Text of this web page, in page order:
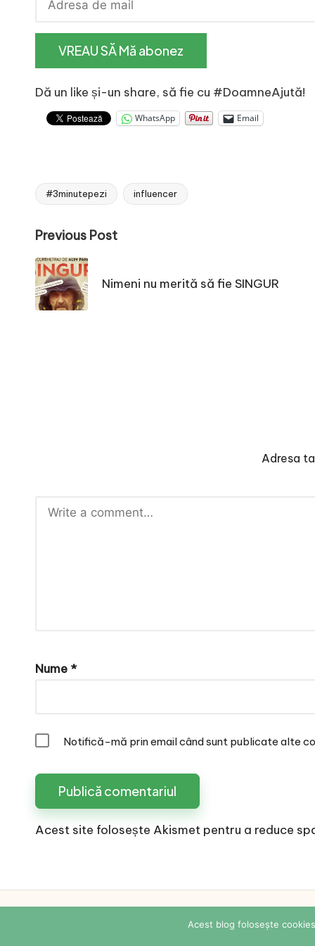
e
Dă un like și-un share, să fie cu #DoamneAjută!
WhatsApp Email
Tags:
#3minutepezi influencer
Post
navigation
Previous Post
Nimeni nu merită să fie SINGUR
Adresa
Nume *
Notifică-mă prin email când sunt publicate alte
Acest site folosește Akismet pentru a reduce
Copyright 2026
Acest blog folosește